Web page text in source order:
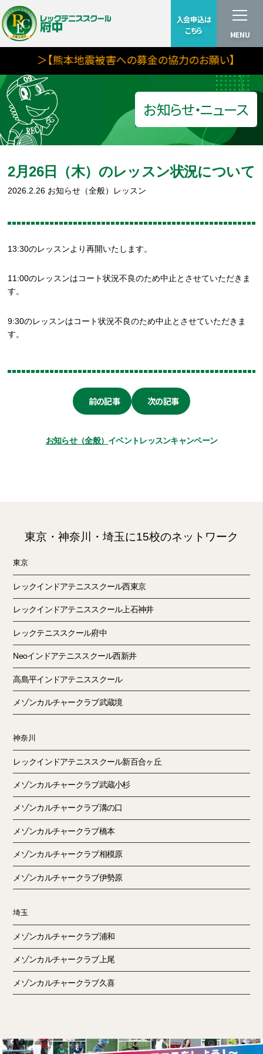
入会申込は
こちら
MENU
＞【熊本地震被害への募金の協力のお願い】
お知らせ・ニュース
2月26日（木）のレッスン状況について
2026.2.26 お知らせ（全般） レッスン
13:30のレッスンより再開いたします。
11:00のレッスンはコート状況不良のため中止とさせていただきま
す。
9:30のレッスンはコート状況不良のため中止とさせていただきま
す。
前の記事 次の記事
お知らせ（全般） イベントレッスンキャンペーン
東京・神奈川・埼玉に15校のネットワーク
東京
レックインドアテニススクール西東京
レックインドアテニススクール上石神井
レックテニススクール府中
Neoインドアテニススクール西新井
高島平インドアテニススクール
メゾンカルチャークラブ武蔵境
神奈川
レックインドアテニススクール新百合ヶ丘
メゾンカルチャークラブ武蔵小杉
メゾンカルチャークラブ溝の口
メゾンカルチャークラブ橋本
メゾンカルチャークラブ相模原
メゾンカルチャークラブ伊勢原
埼玉
メゾンカルチャークラブ浦和
メゾンカルチャークラブ上尾
メゾンカルチャークラブ久喜